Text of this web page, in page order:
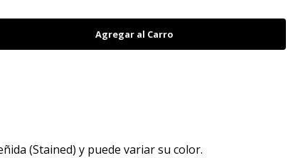
(Stained) y puede variar su color.